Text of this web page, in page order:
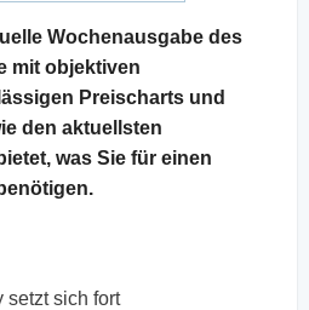
Wochenausgabe des
mit objektiven
Preischarts und
den aktuellsten
was Sie für einen
setzt sich fort